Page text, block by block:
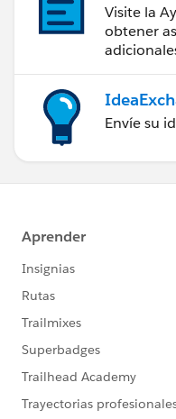
Visite la
obtener
Envíe su